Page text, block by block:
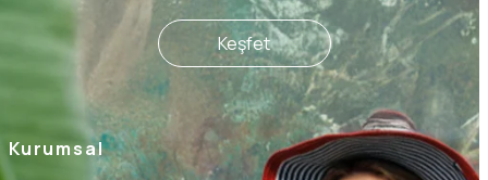
Kurumsal
Keşfet